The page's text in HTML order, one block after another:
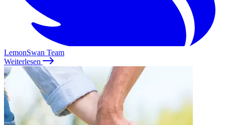
LemonSwan Team
Weiterlesen